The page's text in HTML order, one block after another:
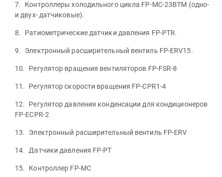
Контроллеры холодильного цикла FP-MC-23BTM (одно-
и двух- датчиковые).
Ратиометрические датчики давления FP-PTR.
Электронный расширительный вентиль FP-ERV15.
Регулятор вращения вентиляторов FP-FSR-8
Регулятор скорости вращения FP-CPR1-4
Регулятор давления конденсации для кондиционеров
FP-ECPR-2
Электронный расширительный вентиль FP-ERV
Датчики давления FP-PT
Контроллер FP-MC